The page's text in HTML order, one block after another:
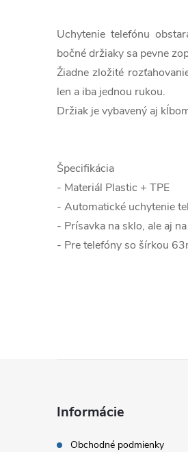
Uchytenie telefónu
bočné držiaky sa pevne
Žiadne zložité
len a iba jednou rukou.
Držiak je vybavený aj
Špecifikácia
- Materiál Plastic + TPE
- Automatické uchytenie
- Prísavka na sklo, ale aj
- Pre telefóny so šírkou
Informácie
Obchodné podmienky